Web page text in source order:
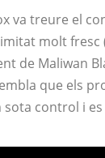
va treure el
molt
de Maliwan
que els
control i